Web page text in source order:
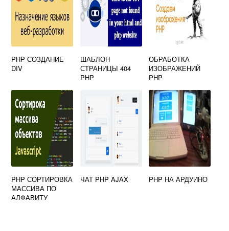
PHP СОЗДАНИЕ
DIV
ШАБЛОН
СТРАНИЦЫ 404
PHP
ОБРАБОТКА
ИЗОБРАЖЕНИЙ
PHP
PHP СОРТИРОВКА
МАССИВА ПО
АЛФАВИТУ
ЧАТ PHP AJAX PHP НА АРДУИНО